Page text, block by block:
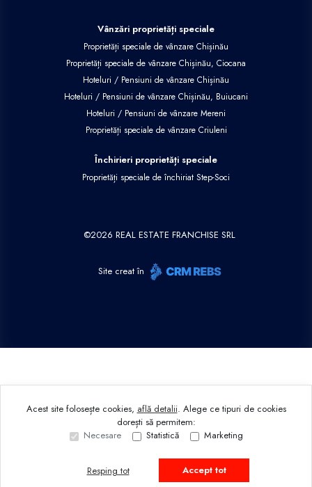
Sună acum Solicită vizionare
Vânzări proprietăți speciale
Proprietăți speciale de vânzare Chișinău
Proprietăți speciale de vânzare Chișinău, Ciocana
Hoteluri / Pensiuni de vânzare Chișinău
Hoteluri / Pensiuni de vânzare Chișinău, Buiucani
Hoteluri / Pensiuni de vânzare Mereni
Proprietăți speciale de vânzare Criuleni
Închirieri proprietăți speciale
Proprietăți speciale de închiriat Step-Soci
©2026 REAL ESTATE FRANCHISE SRL
Site creat în
Acest site folosește cookies, află detalii. Alege ce tipuri de cookies
dorești să permitem:
Necesare
Statistică Marketing
Resping tot Accept tot